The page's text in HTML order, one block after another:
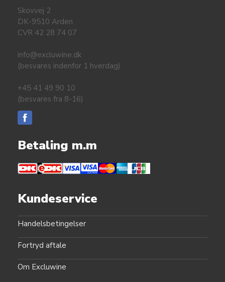
Skovvej 2
DK-9510 Arden
CVR 42 28 74 07
info@excluwine.dk
(besvares indenfor 1 hverdag)
+45 41 49 90 10
(besvares fra 8-16)
Betaling m.m
Kundeservice
Handelsbetingelser
Fortryd aftale
Om Excluwine